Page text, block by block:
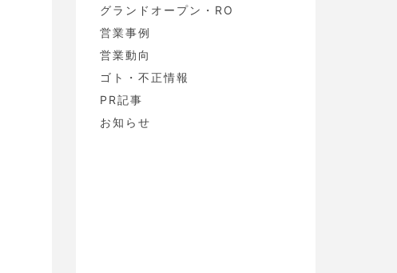
グランドオープン・RO
営業事例
営業動向
ゴト・不正情報
PR記事
お知らせ